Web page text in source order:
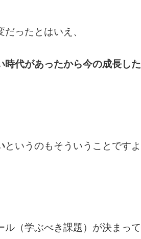
ったとはいえ、
時代があったから今の成長した
というのもそういうことですよ
ル（学ぶべき課題）が決まって